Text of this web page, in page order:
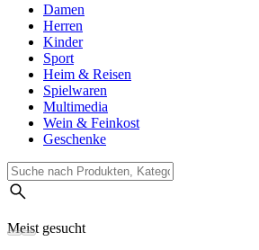
Damen
Herren
Kinder
Sport
Heim & Reisen
Spielwaren
Multimedia
Wein & Feinkost
Geschenke
Meist gesucht